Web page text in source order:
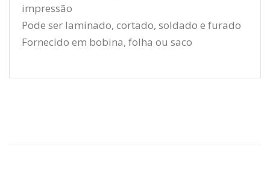
impressão
Pode ser laminado, cortado, soldado e furado
Fornecido em bobina, folha ou saco